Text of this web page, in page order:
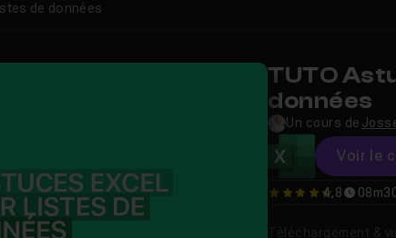
de données
TUTO
données
Un cours de
Voir le
4.8148148148148
4,8